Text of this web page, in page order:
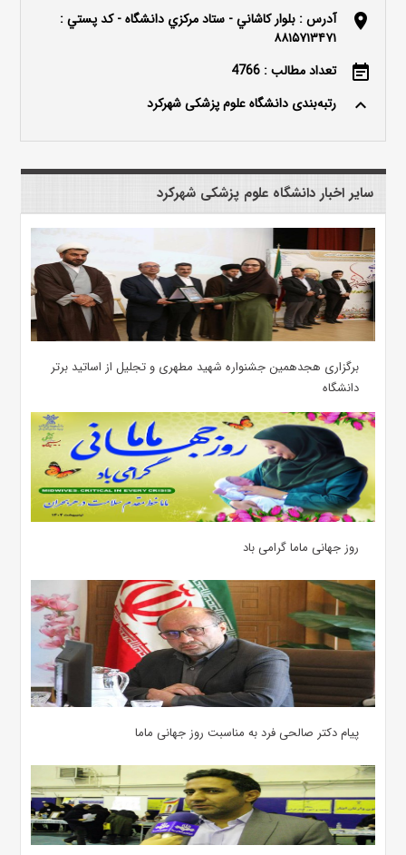
location_on
آدرس : بلوار كاشاني - ستاد مركزي دانشگاه - كد پستي :
۸۸۱۵۷۱۳۴۷۱
event_note تعداد مطالب : 4766
keyboard_arrow_up رتبه‌بندی دانشگاه علوم پزشکی شهرکرد
سایر اخبار دانشگاه علوم پزشکی شهرکرد
برگزاری هجدهمین جشنواره شهید مطهری و تجلیل از اساتید برتر
دانشگاه
روز جهانی ماما گرامی باد
پیام دکتر صالحی فرد به مناسبت روز جهانی ماما